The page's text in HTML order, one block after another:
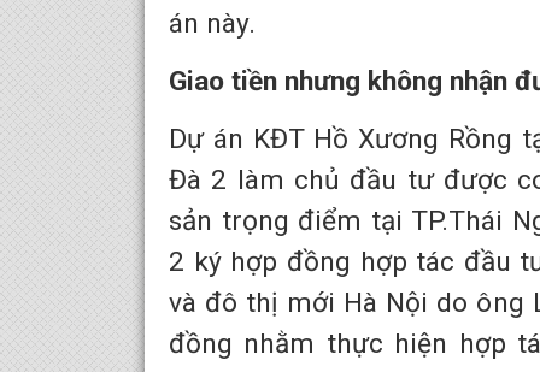
án này.
Giao tiền nhưng không nhận
Dự án KĐT Hồ Xương Rồng
Đà 2 làm chủ đầu tư được
sản trọng điểm tại TP.Thái
2 ký hợp đồng hợp tác đầu
và đô thị mới Hà Nội do ông
đồng nhằm thực hiện hợp